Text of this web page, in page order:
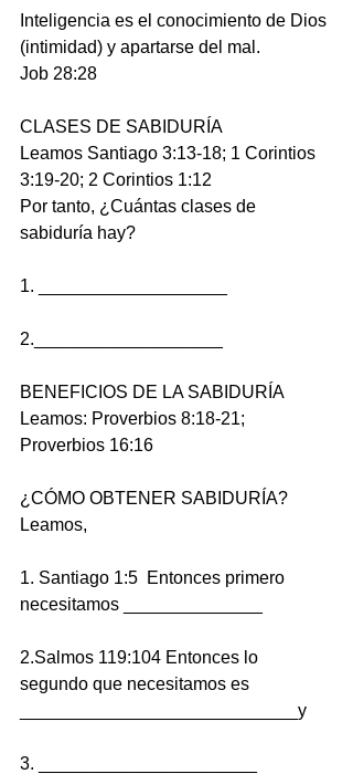
Inteligencia es el conocimiento de Dios
(intimidad) y apartarse del mal.
Job 28:28
CLASES DE SABIDURÍA
Leamos Santiago 3:13-18; 1 Corintios
3:19-20; 2 Corintios 1:12
Por tanto, ¿Cuántas clases de
sabiduría hay?
1. ___________________
2.___________________
BENEFICIOS DE LA SABIDURÍA
Leamos: Proverbios 8:18-21;
Proverbios 16:16
¿CÓMO OBTENER SABIDURÍA?
Leamos,
1. Santiago 1:5  Entonces primero
necesitamos ______________
2.Salmos 119:104 Entonces lo
segundo que necesitamos es
____________________________y
3. ______________________